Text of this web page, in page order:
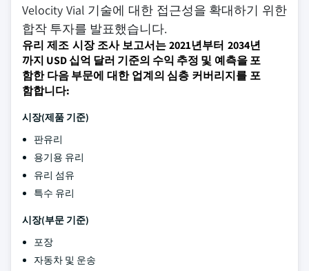
Velocity Vial 기술에 대한 접근성을 확대하기 위한
합작 투자를 발표했습니다.
유리 제조 시장 조사 보고서는 2021년부터 2034년
까지 USD 십억 달러 기준의 수익 추정 및 예측을 포
함한 다음 부문에 대한 업계의 심층 커버리지를 포
함합니다:
시장(제품 기준)
판유리
용기용 유리
유리 섬유
특수 유리
시장(부문 기준)
포장
자동차 및 운송